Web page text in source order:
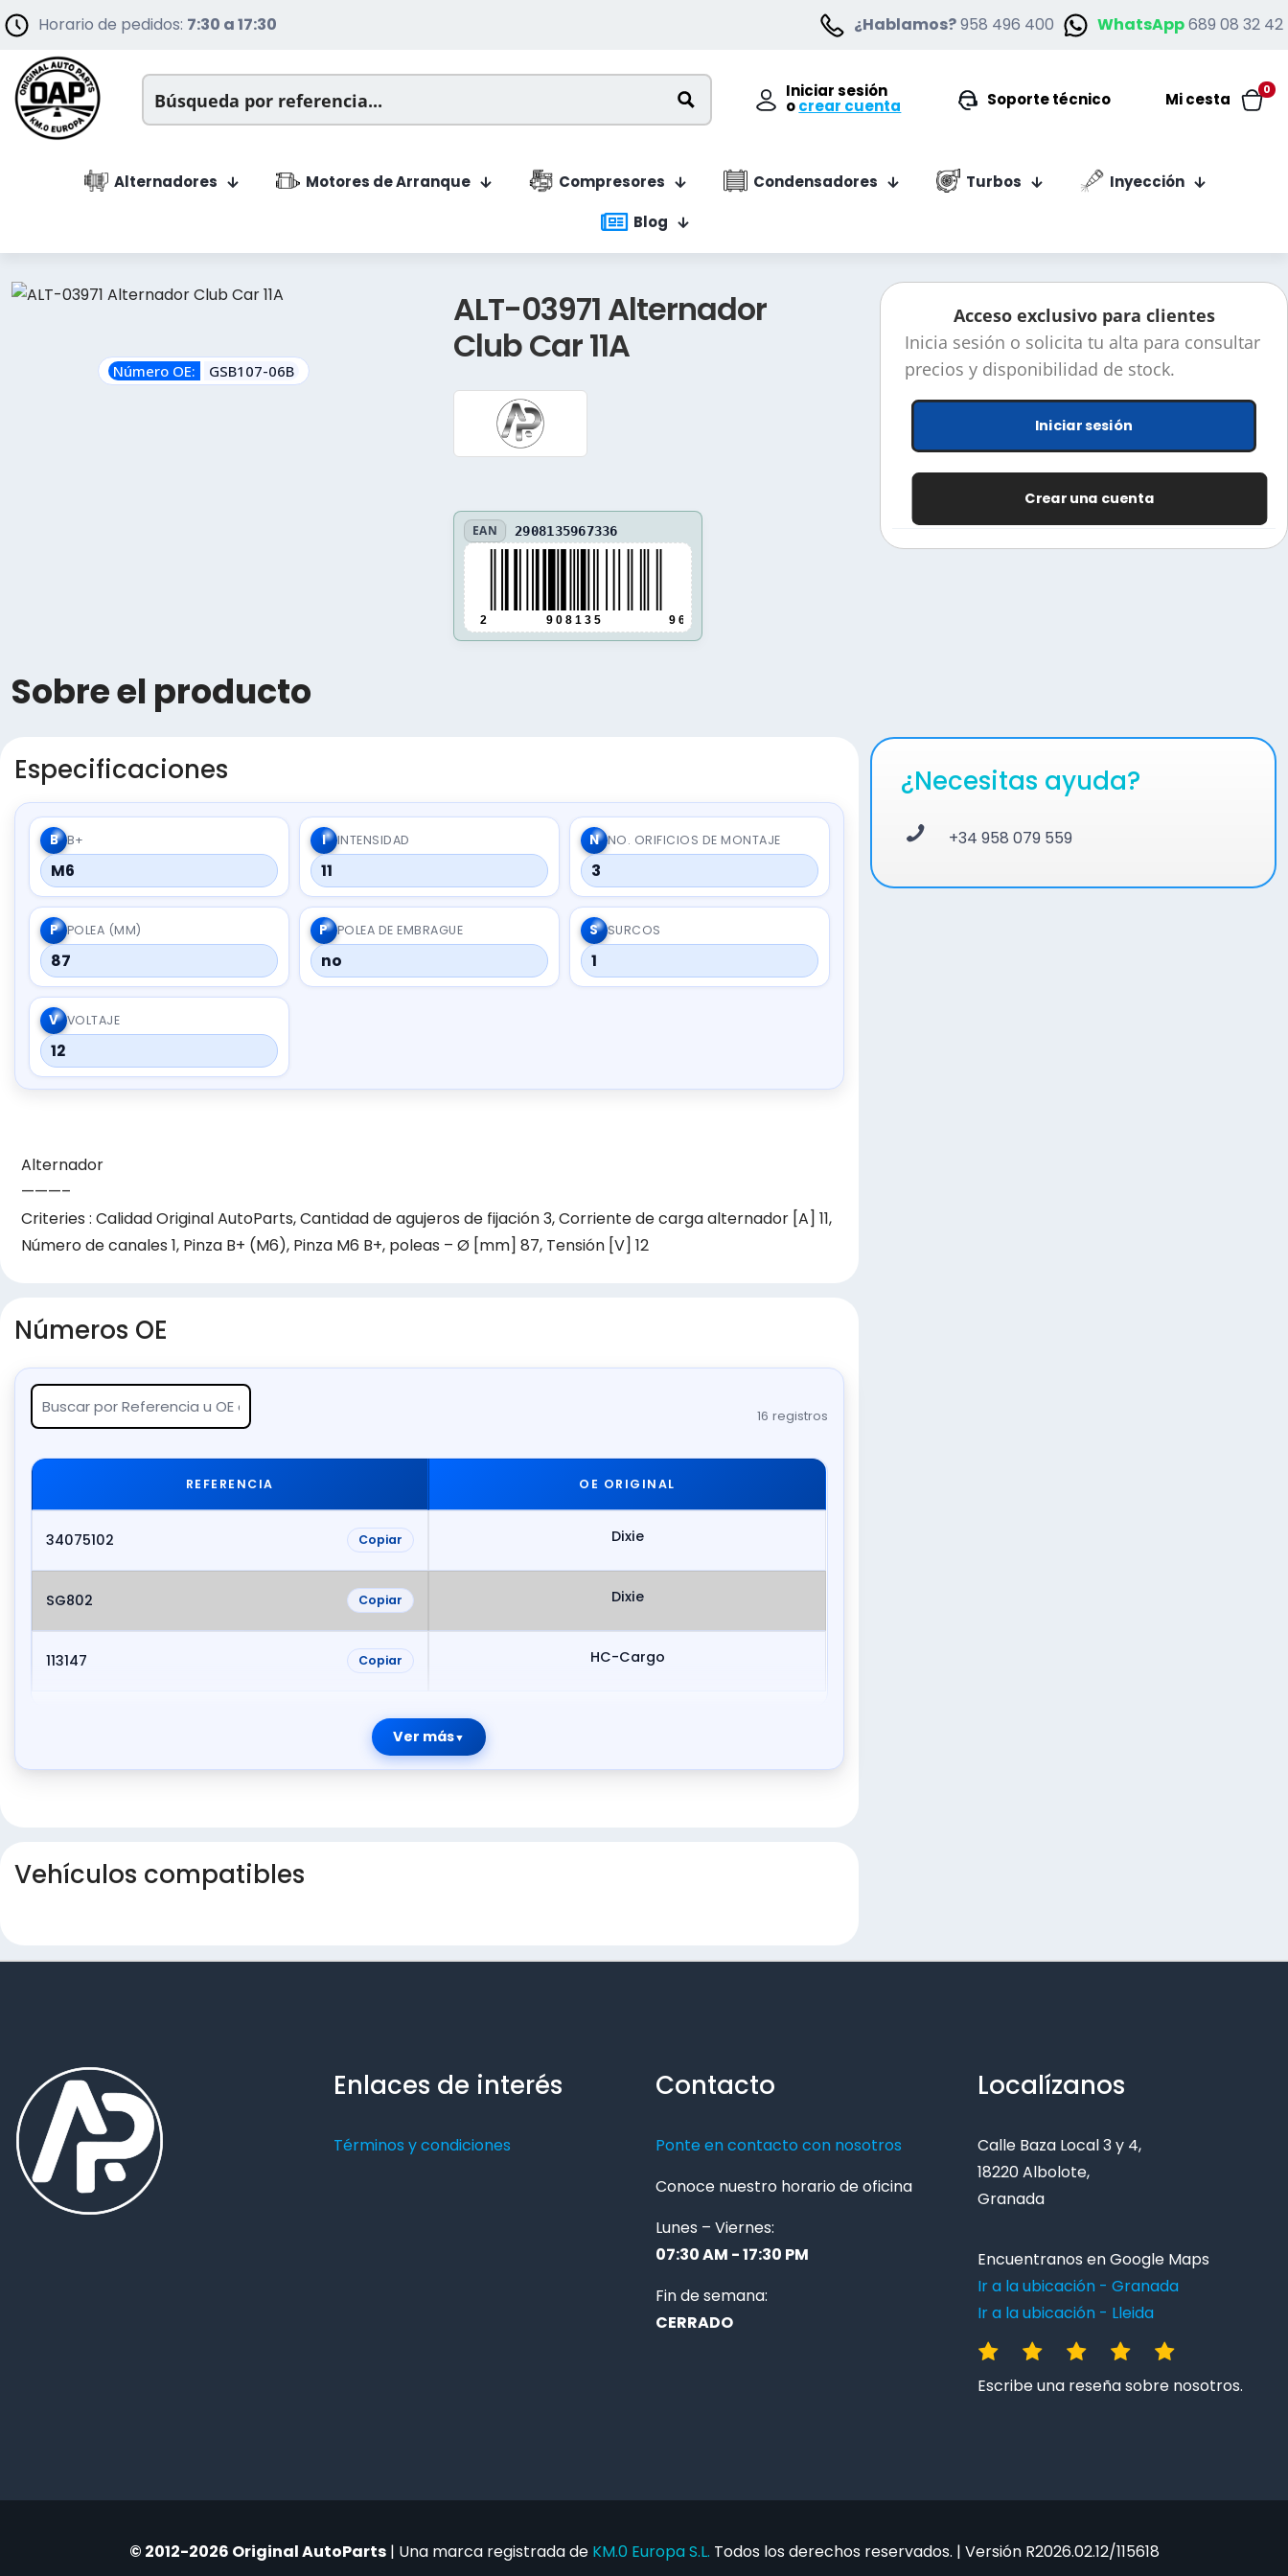
Horario de pedidos: 7:30 a 17:30 ¿Hablamos?958 496 400 WhatsApp689 08 32 42
Iniciar sesión
ocrear cuenta Soporte técnico
0
Mi cesta
Alternadores Motores de Arranque Compresores Condensadores Turbos
Inyección
Blog
Número OE: GSB107-06B
ALT-03971 Alternador
Club Car 11A
EAN 2908135967336
2 9 0 8 1 3 5 9 6 7 3 3 6
Acceso exclusivo para clientes
Inicia sesión o solicita tu alta para consultar
precios y disponibilidad de stock.
Iniciar sesión
Crear una cuenta
Sobre el producto
Especificaciones
B B+
M6
I INTENSIDAD
11
N NO. ORIFICIOS DE MONTAJE
3
P POLEA (MM)
87
P POLEA DE EMBRAGUE
no
S SURCOS
1
V VOLTAJE
12
Alternador
———–
Criteries : Calidad Original AutoParts, Cantidad de agujeros de fijación 3, Corriente de carga alternador [A] 11,
Número de canales 1, Pinza B+ (M6), Pinza M6 B+, poleas – Ø [mm] 87, Tensión [V] 12
Números OE
16 registros
REFERENCIA OE ORIGINAL
34075102 Copiar Dixie
SG802 Copiar Dixie
113147 Copiar HC-Cargo
Ver más
Vehículos compatibles
¿Necesitas ayuda?
+34 958 079 559
Enlaces de interés
Términos y condiciones
Contacto
Ponte en contacto con nosotros
Conoce nuestro horario de oficina
Lunes – Viernes:
07:30 AM - 17:30 PM
Fin de semana:
CERRADO
Localízanos
Calle Baza Local 3 y 4,
18220 Albolote,
Granada
Encuentranos en Google Maps
Ir a la ubicación - Granada
Ir a la ubicación - Lleida
Escribe una reseña sobre nosotros.
© 2012-2026 Original AutoParts| Una marca registrada de KM.0 Europa S.L. Todos los derechos reservados. | Versión R2026.02.12/115618